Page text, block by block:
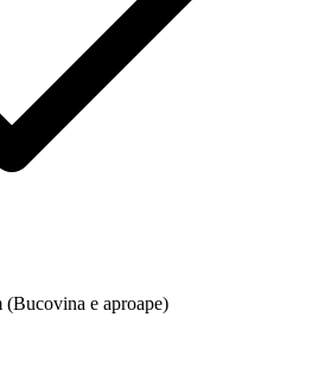
vs custom
(Bucovina e aproape)